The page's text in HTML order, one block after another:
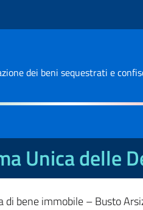
dei beni sequestrati e
Unica delle
bene immobile – Busto